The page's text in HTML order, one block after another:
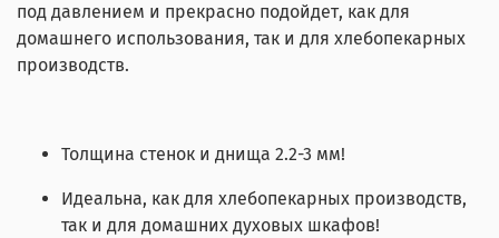
под давлением и прекрасно подойдет, как для
домашнего использования, так и для хлебопекарных
производств.
Толщина стенок и днища 2.2-3 мм!
Идеальна, как для хлебопекарных производств,
так и для домашних духовых шкафов!